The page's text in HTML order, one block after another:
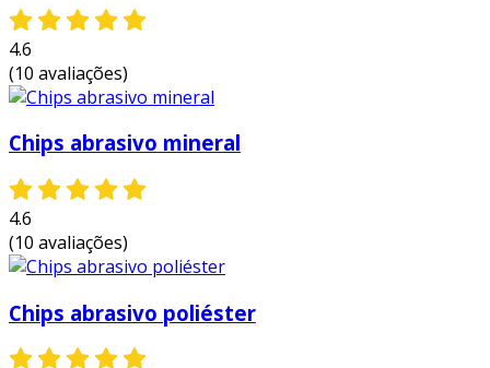
4.6
(10 avaliações)
Chips abrasivo mineral
4.6
(10 avaliações)
Chips abrasivo poliéster